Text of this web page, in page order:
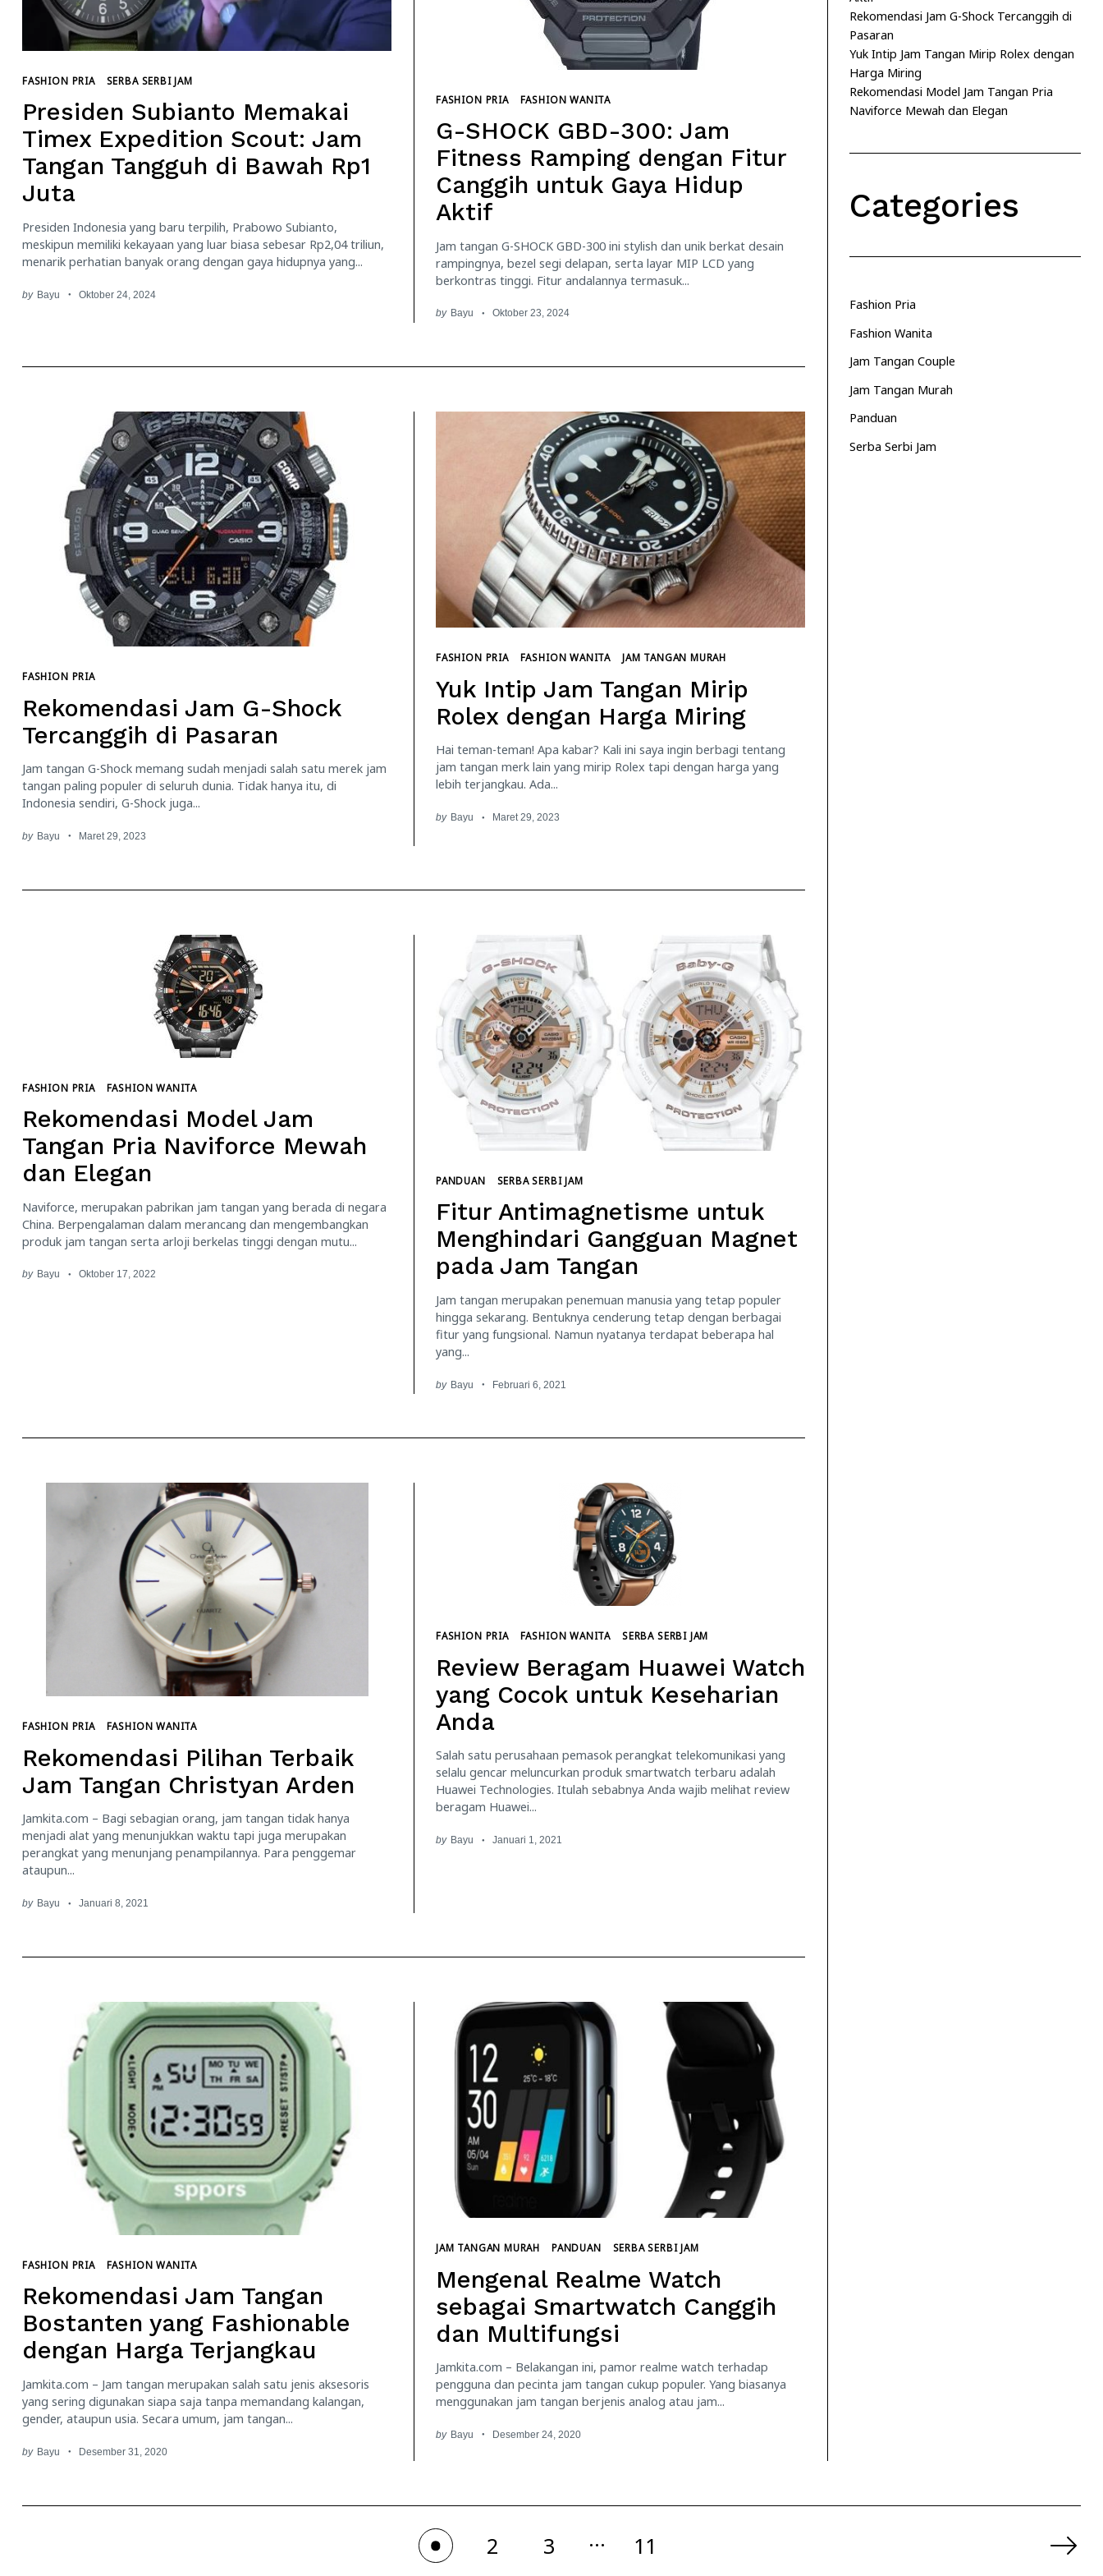
FASHION PRIA SERBA SERBI JAM
Presiden Subianto Memakai
Timex Expedition Scout: Jam
Tangan Tangguh di Bawah Rp1
Juta
Presiden Indonesia yang baru terpilih, Prabowo Subianto,
meskipun memiliki kekayaan yang luar biasa sebesar Rp2,04 triliun,
menarik perhatian banyak orang dengan gaya hidupnya yang...
by Bayu Oktober 24, 2024
FASHION PRIA FASHION WANITA
G-SHOCK GBD-300: Jam
Fitness Ramping dengan Fitur
Canggih untuk Gaya Hidup
Aktif
Jam tangan G-SHOCK GBD-300 ini stylish dan unik berkat desain
rampingnya, bezel segi delapan, serta layar MIP LCD yang
berkontras tinggi. Fitur andalannya termasuk...
by Bayu Oktober 23, 2024
FASHION PRIA
Rekomendasi Jam G-Shock
Tercanggih di Pasaran
Jam tangan G-Shock memang sudah menjadi salah satu merek jam
tangan paling populer di seluruh dunia. Tidak hanya itu, di
Indonesia sendiri, G-Shock juga...
by Bayu Maret 29, 2023
FASHION PRIA FASHION WANITA JAM TANGAN MURAH
Yuk Intip Jam Tangan Mirip
Rolex dengan Harga Miring
Hai teman-teman! Apa kabar? Kali ini saya ingin berbagi tentang
jam tangan merk lain yang mirip Rolex tapi dengan harga yang
lebih terjangkau. Ada...
by Bayu Maret 29, 2023
FASHION PRIA FASHION WANITA
Rekomendasi Model Jam
Tangan Pria Naviforce Mewah
dan Elegan
Naviforce, merupakan pabrikan jam tangan yang berada di negara
China. Berpengalaman dalam merancang dan mengembangkan
produk jam tangan serta arloji berkelas tinggi dengan mutu...
by Bayu Oktober 17, 2022
PANDUAN SERBA SERBI JAM
Fitur Antimagnetisme untuk
Menghindari Gangguan Magnet
pada Jam Tangan
Jam tangan merupakan penemuan manusia yang tetap populer
hingga sekarang. Bentuknya cenderung tetap dengan berbagai
fitur yang fungsional. Namun nyatanya terdapat beberapa hal
yang...
by Bayu Februari 6, 2021
FASHION PRIA FASHION WANITA
Rekomendasi Pilihan Terbaik
Jam Tangan Christyan Arden
Jamkita.com – Bagi sebagian orang, jam tangan tidak hanya
menjadi alat yang menunjukkan waktu tapi juga merupakan
perangkat yang menunjang penampilannya. Para penggemar
ataupun...
by Bayu Januari 8, 2021
FASHION PRIA FASHION WANITA SERBA SERBI JAM
Review Beragam Huawei Watch
yang Cocok untuk Keseharian
Anda
Salah satu perusahaan pemasok perangkat telekomunikasi yang
selalu gencar meluncurkan produk smartwatch terbaru adalah
Huawei Technologies. Itulah sebabnya Anda wajib melihat review
beragam Huawei...
by Bayu Januari 1, 2021
FASHION PRIA FASHION WANITA
Rekomendasi Jam Tangan
Bostanten yang Fashionable
dengan Harga Terjangkau
Jamkita.com – Jam tangan merupakan salah satu jenis aksesoris
yang sering digunakan siapa saja tanpa memandang kalangan,
gender, ataupun usia. Secara umum, jam tangan...
by Bayu Desember 31, 2020
JAM TANGAN MURAH PANDUAN SERBA SERBI JAM
Mengenal Realme Watch
sebagai Smartwatch Canggih
dan Multifungsi
Jamkita.com – Belakangan ini, pamor realme watch terhadap
pengguna dan pecinta jam tangan cukup populer. Yang biasanya
menggunakan jam tangan berjenis analog atau jam...
by Bayu Desember 24, 2020
Rekomendasi Jam G-Shock Tercanggih di
Pasaran
Yuk Intip Jam Tangan Mirip Rolex dengan
Harga Miring
Rekomendasi Model Jam Tangan Pria
Naviforce Mewah dan Elegan
Categories
Fashion Pria
Fashion Wanita
Jam Tangan Couple
Jam Tangan Murah
Panduan
Serba Serbi Jam
2 3 … 11